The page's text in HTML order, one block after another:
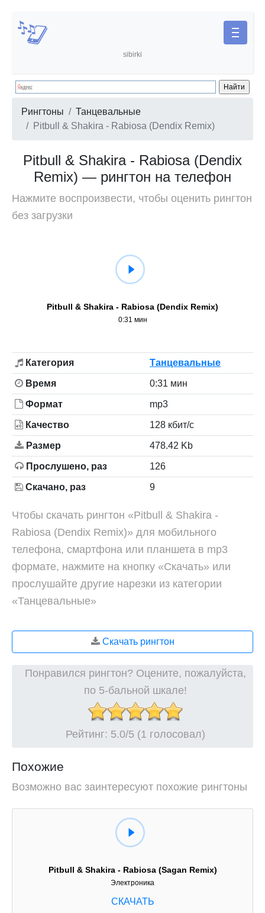
sibirki
Рингтоны
Танцевальные
Pitbull & Shakira - Rabiosa (Dendix Remix)
Pitbull & Shakira - Rabiosa (Dendix
Remix) — рингтон на телефон
Нажмите воспроизвести, чтобы оценить рингтон
без загрузки
Pitbull & Shakira - Rabiosa (Dendix Remix)
0:31 мин
Категория Танцевальные
Время 0:31 мин
Формат mp3
Качество 128 кбит/с
Размер 478.42 Kb
Прослушено, раз 126
Скачано, раз 9
Чтобы скачать рингтон «Pitbull & Shakira -
Rabiosa (Dendix Remix)» для мобильного
телефона, смартфона или планшета в mp3
формате, нажмите на кнопку «Скачать» или
прослушайте другие нарезки из категории
«Танцевальные»
Скачать рингтон
Понравился рингтон? Оцените, пожалуйста,
по 5-бальной шкале!
Рейтинг: 5.0/5 (1 голосовал)
Похожие
Возможно вас заинтересуют похожие рингтоны
Pitbull & Shakira - Rabiosa (Sagan Remix)
Электроника